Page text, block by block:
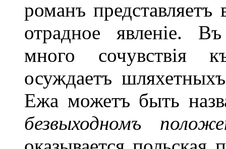
романъ представляетъ
отрадное явленіе.
много сочувствія
осуждаетъ
Ежа можетъ быть
безвыходномъ